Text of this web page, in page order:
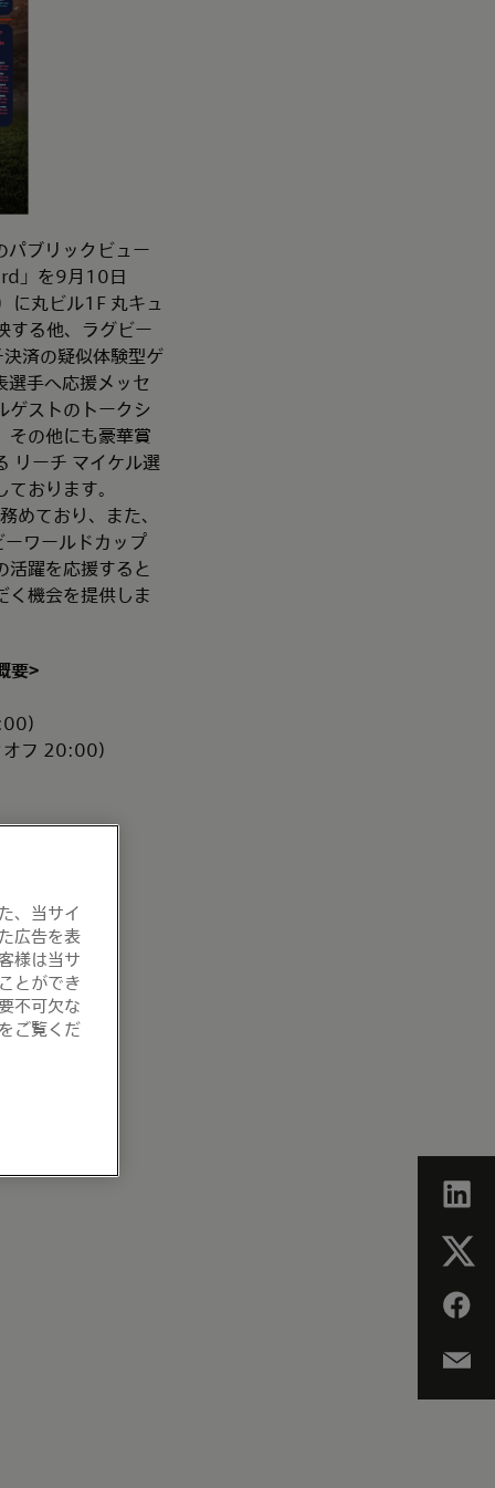
ブリックビュー
」を9月10日
に丸ビル1F 丸キュ
する他、ラグビー
済の疑似体験型ゲ
選手へ応援メッセ
ゲストのトークシ
その他にも豪華賞
リーチ マイケル選
おります。
ており、また、
ワールドカップ
躍を応援すると
く機会を提供しま
要>
）
フ 20:00）
場可能。
1F仲通り側
、当サイ
広告を表
様は当サ
とができ
不可欠な
ご覧くだ